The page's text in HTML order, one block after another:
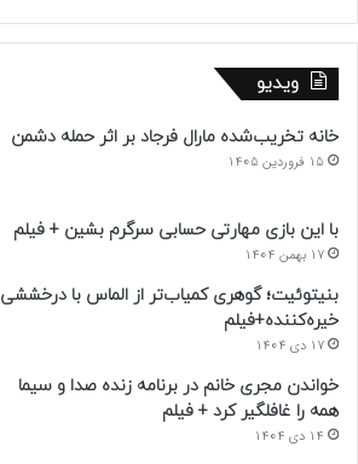
ویدیو
خانه تخریب‌شده مارال فرجاد بر اثر حمله دشمن
15 فروردین 1405
با این بازی مهارتی حسابی سرگرم بشین + فیلم
17 بهمن 1404
بنیتوئیت؛ گوهری کمیاب‌تر از الماس با درخششی
خیره‌کننده+فیلم
17 دی 1404
خواندن مجری خانم در برنامه زنده صدا و سیما
همه را غافلگیر کرد + فیلم
14 دی 1404